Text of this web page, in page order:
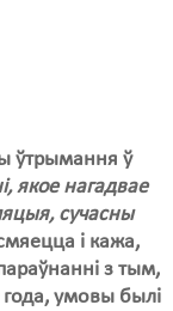
ўтрымання ў
якое нагадвае
сучасны
і кажа,
з тым,
года, умовы былі